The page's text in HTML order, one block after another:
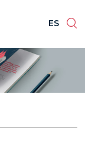
ES
PT